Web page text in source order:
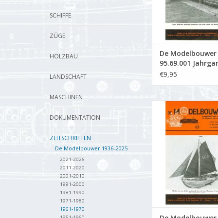
SCHIFFE
ZÜGE
HOLZBAU
LANDSCHAFT
MASCHINEN
DOKUMENTATION
ZEITSCHRIFTEN
De Modelbouwer 1936–2025
2021-2026
2011-2020
2001-2010
1991-2000
1981-1990
1971-1980
1961-1970
De Modelbouwer
95.69.001
Modelbouwer"
€9,95
De Modelbouwer
Jahrgang "Der
Ausgabe : 69.005
ZUM WARENKORB